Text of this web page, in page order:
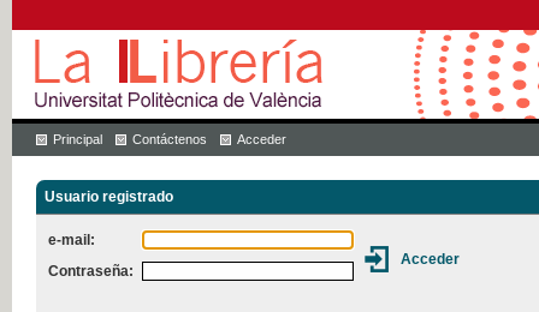
Principal Contáctenos Acceder
Usuario registrado
e-mail:
Contraseña: